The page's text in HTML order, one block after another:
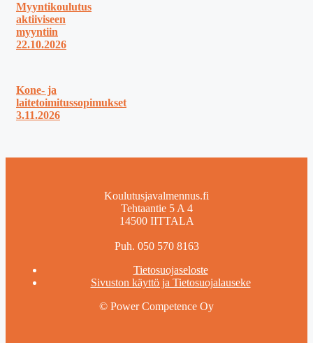
Myyntikoulutus
aktiiviseen
myyntiin
22.10.2026
Kone- ja
laitetoimitussopimukset
3.11.2026
Koulutusjavalmennus.fi
Tehtaantie 5 A 4
14500 IITTALA
Puh. 050 570 8163
Tietosuojaseloste
Sivuston käyttö ja Tietosuojalauseke
© Power Competence Oy